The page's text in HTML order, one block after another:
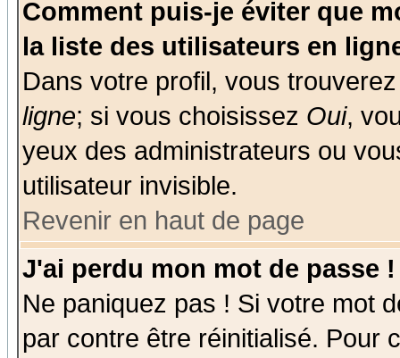
Comment puis-je éviter que
la liste des utilisateurs en
Dans votre profil, vous
ligne; si vous choisissez Oui,
yeux des administrateurs ou
utilisateur invisible.
Revenir en haut de page
J'ai perdu mon mot de passe !
Ne paniquez pas ! Si votre mot
par contre être réinitialisé. Pour